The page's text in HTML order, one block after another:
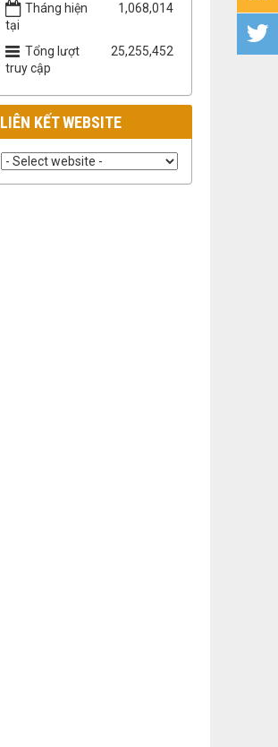
Tháng hiện
tại
1,068,014
Tổng lượt
truy cập
25,255,452
LIÊN KẾT WEBSITE